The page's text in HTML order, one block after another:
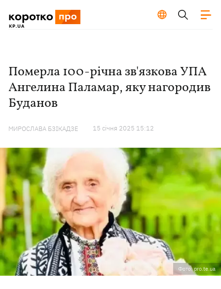
Померла 100-річна зв'язкова УПА
Ангелина Паламар, яку нагородив
Буданов
МИРОСЛАВА БЗІКАДЗЕ 15 сiчня 2025 15:12
Фото: pro.te.ua